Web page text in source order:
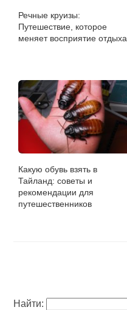
Речные круизы:
Путешествие, которое
меняет восприятие отдыха
Какую обувь взять в
Тайланд: советы и
рекомендации для
путешественников
Найти: